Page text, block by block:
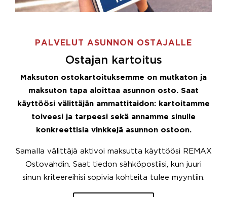
PALVELUT ASUNNON OSTAJALLE
Ostajan kartoitus
Maksuton ostokartoituksemme on mutkaton ja
maksuton tapa aloittaa asunnon osto. Saat
käyttöösi välittäjän ammattitaidon: kartoitamme
toiveesi ja tarpeesi sekä annamme sinulle
konkreettisia vinkkejä asunnon ostoon.
Samalla välittäjä aktivoi maksutta käyttöösi REMAX
Ostovahdin. Saat tiedon sähköpostiisi, kun juuri
sinun kriteereihisi sopivia kohteita tulee myyntiin.